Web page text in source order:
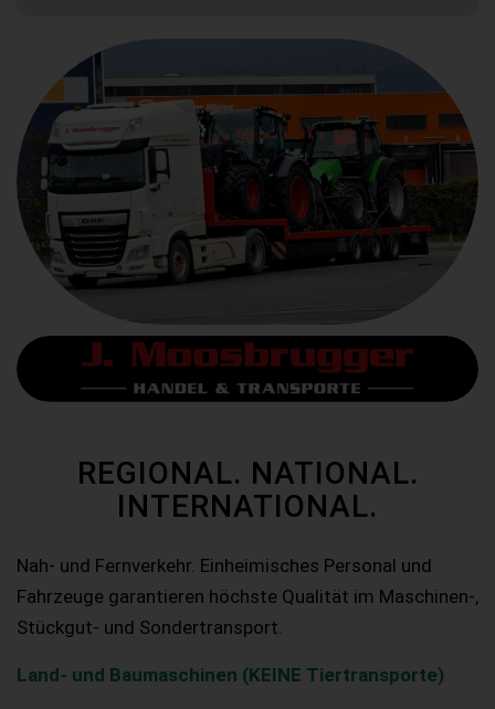
REGIONAL. NATIONAL.
INTERNATIONAL.
Nah- und Fernverkehr. Einheimisches Personal und
Fahrzeuge garantieren höchste Qualität im Maschinen-,
Stückgut- und Sondertransport.
Land- und Baumaschinen (KEINE Tiertransporte)